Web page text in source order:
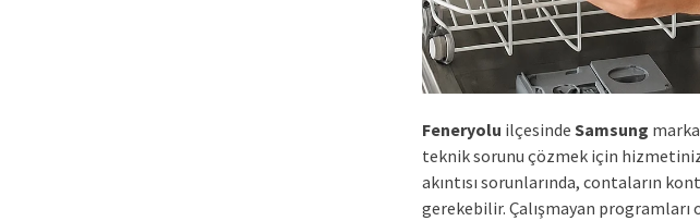
Feneryolu ilçesinde Samsung
teknik sorunu çözmek için
akıntısı sorunlarında, contaların
gerekebilir. Çalışmayan